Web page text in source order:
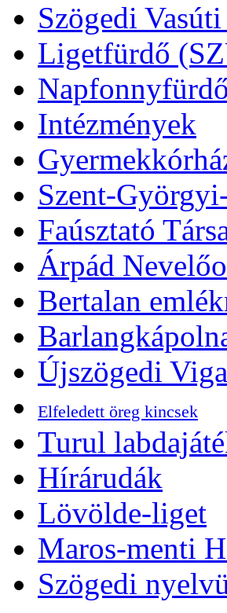
Szögedi
Ligetfürdő
Napfonnyfürdő
Intézmények
Szent-
Faúsztató
Árpád
Bertalan
Újszögedi
Elfeledett öreg kincsek
Turul
Hírárudák
Lövölde-liget
Maros-menti
Szögedi